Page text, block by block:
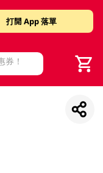
打開 App 落單